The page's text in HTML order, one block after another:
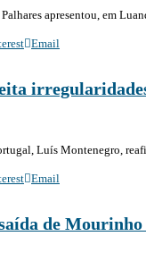
apresentou, em
Email
Luís Montenegro,
Email
de